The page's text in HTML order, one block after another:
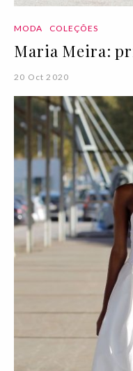
MODA COLEÇÕES
Maria Meira:
20 Oct 2020